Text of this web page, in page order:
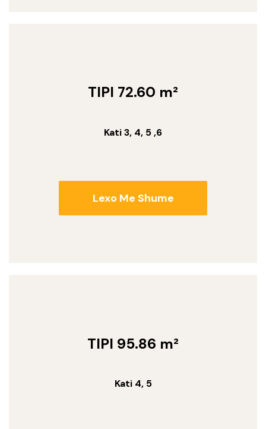
TIPI 72.60 m²
Kati 3, 4, 5 ,6
Lexo Me Shume
TIPI 95.86 m²
Kati 4, 5